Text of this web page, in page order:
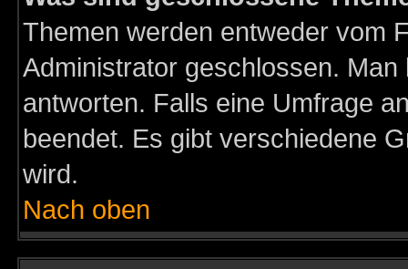
Themen werden entweder vom
Administrator geschlossen.
antworten. Falls eine Umfrage
beendet. Es gibt verschiedene
wird.
Nach oben